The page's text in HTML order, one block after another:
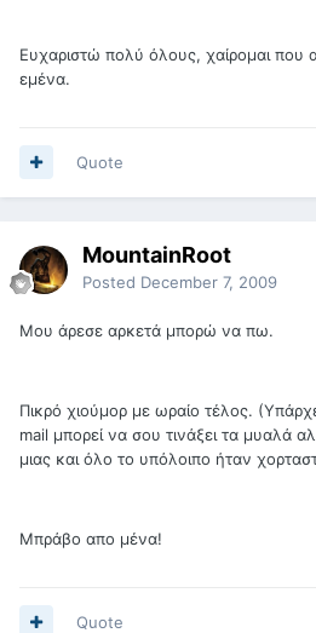
Ευχαριστώ πολύ όλους, χαίρομαι που
εμένα.
Quote
MountainRoot
Posted December 7, 2009
Μου άρεσε αρκετά μπορώ να πω.
Πικρό χιούμορ με ωραίο τέλος.
mail μπορεί να σου τινάξει τα μυαλά
μιας και όλο το υπόλοιπο ήταν
Μπράβο απο μένα!
Quote